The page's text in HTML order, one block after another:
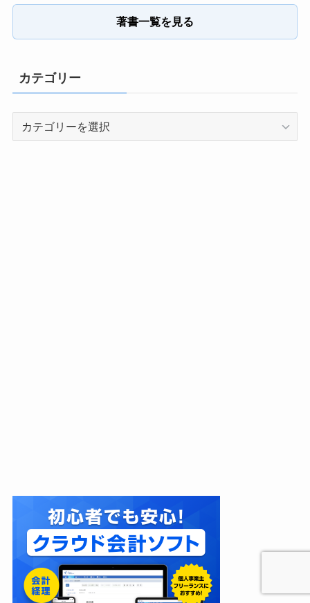
著書一覧を見る
カテゴリー